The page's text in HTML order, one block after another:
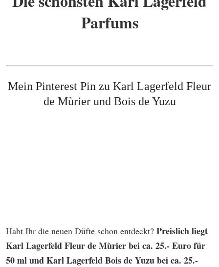
Parfums
Mein Pinterest Pin zu Karl Lagerfeld Fleur
de Mùrier und Bois de Yuzu
Habt Ihr die neuen Düfte schon entdeckt? Preislich liegt
Karl Lagerfeld Fleur de Mùrier bei ca. 25.- Euro für
50 ml und Karl Lagerfeld Bois de Yuzu bei ca. 25.-